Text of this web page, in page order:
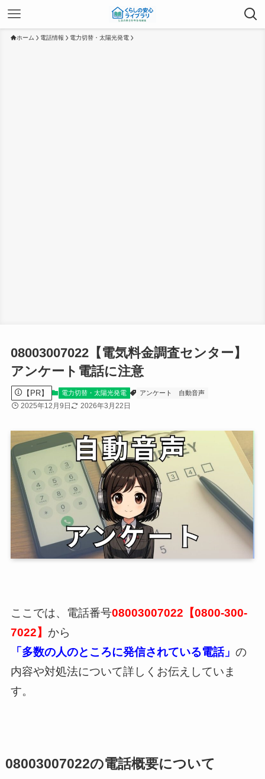
ホーム 電話情報 電力切替・太陽光発電
08003007022【電気料金調査センター】
アンケート電話に注意
【PR】 電力切替・太陽光発電 アンケート 自動音声
2025年12月9日 2026年3月22日
ここでは、電話番号08003007022【0800-300-
7022】 から
「多数の人のところに発信されている電話」 の
内容や対処法について詳しくお伝えしていま
す。
08003007022の電話概要について